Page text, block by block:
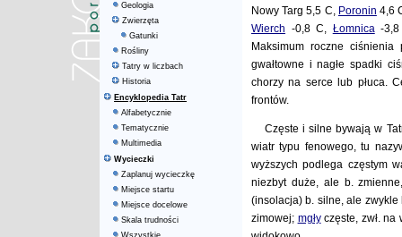
Geologia
Zwierzęta
Gatunki
Rośliny
Tatry w liczbach
Historia
Encyklopedia Tatr
Alfabetycznie
Tematycznie
Multimedia
Wycieczki
Zaplanuj wycieczkę
Miejsce startu
Miejsce docelowe
Skala trudności
Wszystkie
Nowy Targ 5,5 C, Poronin 4,6
Wierch -0,8 C, Łomnica-3,8
Maksimum roczne
gwałtowne i nagłe spadki
chorzy na serce lub płuca.
frontów.
Częste i silne bywają w
wiatr typu fenowego, tu
wyższych podlega częstym
niezbyt duże, ale b.
(insolacja) b. silne, ale
zimowej; mgłyczęste, zwł.